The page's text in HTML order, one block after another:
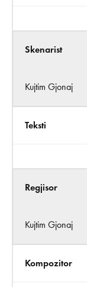
Skenarist
Kujtim Gjonaj
Teksti
Regjisor
Kujtim Gjonaj
Kompozitor